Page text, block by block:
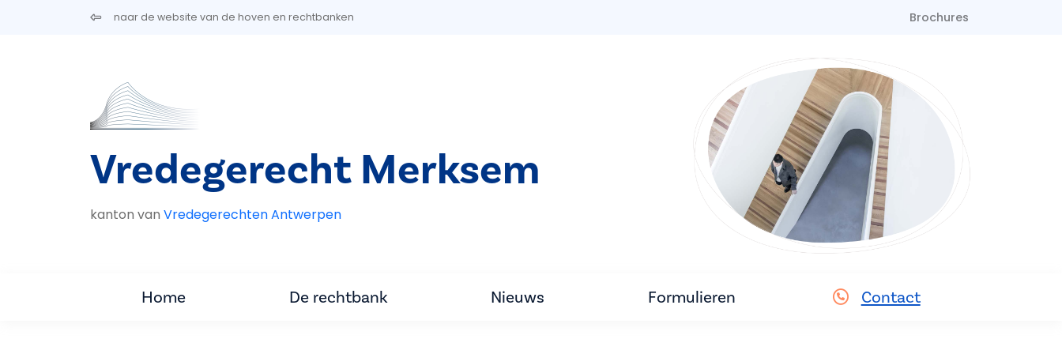
Overslaan en naar de inhoud gaannaar de website van de hoven en rechtbanken Brochures
Vredegerecht Merksem
kanton van Vredegerechten Antwerpen
Home De rechtbank Nieuws Formulieren Contact